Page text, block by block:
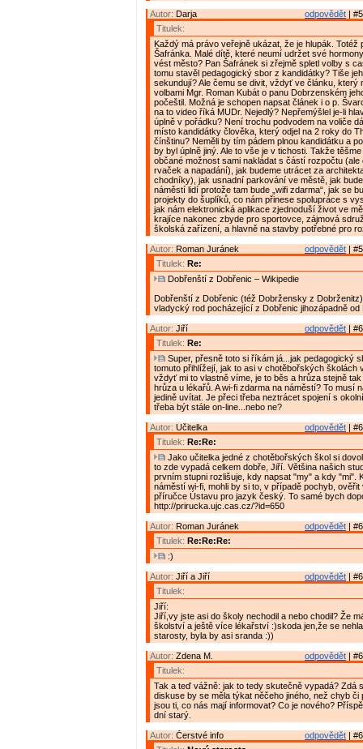
odpovědět |
Autor: Darja
Titulek:
Každý má právo veřejně ukázat, že je hlupák. Totéž
Šafránka. Malé dítě, které neumí udržet své
vést město? Pan Šafránek si zřejmě spletl volby s
tomu stavěl pedagogický sbor z kandidátky? Tiše
sekundují? Ale čemu se divit, vždyť ve článku, který
volbami Mgr. Roman Kubát o panu Dobrzenském
počeštil. Možná je schopen napsat článek i o p.
na to video říká MUDr. Nejedlý? Nepřemýšlel je-li
úplně v pořádku? Není trochu podvodem na voliče
místo kandidátky člověka, který odjel na 2 roky do
čínštinu? Neměli by tím pádem plnou kandidátku a
by byl úplně jiný. Ale to vše je v tichosti. Takže
občané možnost sami nakládat s částí rozpočtu (ale
rvaček a napadání), jak budeme utrácet za
chodníky), jak usnadní parkování ve městě, jak
náměstí lidí protože tam bude „wifi zdarma“, jak se
projekty do šuplíků, co nám přinese spolupráce s
jak nám elektronická aplikace zjednoduší život ve
krajíce nakonec zbyde pro sportovce, zájmová
školská zařízení, a hlavně na stavby potřebné pro
odpovědět |
Autor: Roman Juránek
Titulek: Re:
Dobřenští z Dobřenic – Wikipedie
Dobřenští z Dobřenic (též Dobržensky z
vladycký rod pocházející z Dobřenic jihozápadně od
odpovědět |
Autor: Jiří
Titulek: Re:
Super, přesně toto si říkám já...jak pedagogický
tomuto přihlížejí, jak to asi v chotěbořských školách
vždyť mi to vlastně víme, je to běs a hrůza stejně
hrůza u lékařů. A wi-fi zdarma na náměstí? To musí
jedině uvítat. Je přeci třeba neztrácet spojení s
třeba být stále on-line...nebo ne?
odpovědět |
Autor: Učitelka
Titulek: Re:Re:
Jako učitelka jedné z chotěbořských škol si
to zde vypadá celkem dobře, Jiří. Většina našich
prvním stupni rozlišuje, kdy napsat "my" a kdy "mi".
náměstí wi-fi, mohli by si to, v případě pochyb, ověřit
příručce Ústavu pro jazyk český. To samé bych
http://prirucka.ujc.cas.cz/?id=650
odpovědět |
Autor: Roman Juránek
Titulek: Re:Re:Re:
:)
odpovědět |
Autor: Jiří a Jiří
Titulek:
Jiří:
Jiří,vy jste asi do školy nechodil a nebo chodil? Že
školství a ještě více lékařství :)skoda jen,že se
starosty, byla by asi sranda :))
odpovědět |
Autor: Zdena M.
Titulek:
Tak a teď vážně: jak to tedy skutečně vypadá? Zdá
diskuse by se měla týkat něčeho jiného, než chyb či
jsou ti, co nás mají informovat? Co je nového?
dní starý.
odpovědět |
Autor: Čerstvé info